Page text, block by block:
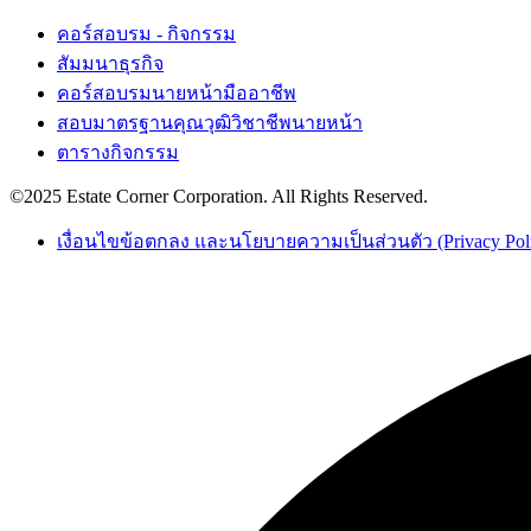
คอร์สอบรม - กิจกรรม
สัมมนาธุรกิจ
คอร์สอบรมนายหน้ามืออาชีพ
สอบมาตรฐานคุณวุฒิวิชาชีพนายหน้า
ตารางกิจกรรม
©2025 Estate Corner Corporation. All Rights Reserved.
เงื่อนไขข้อตกลง และนโยบายความเป็นส่วนตัว (Privacy